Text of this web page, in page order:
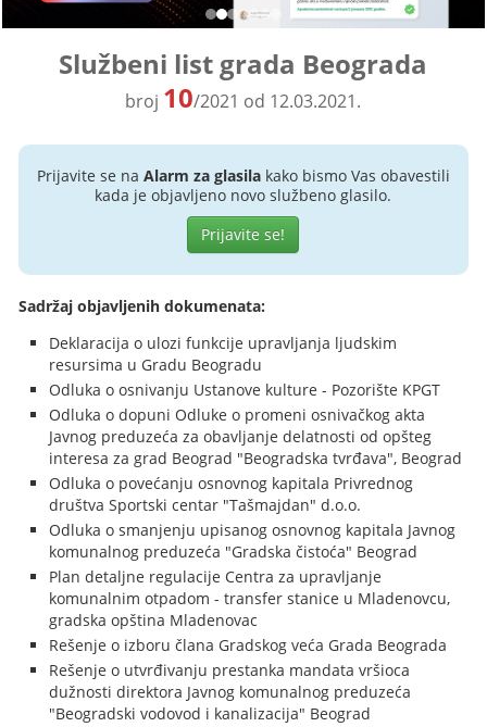
Službeni list grada Beograda
broj 10/2021 od 12.03.2021.
Prijavite se na Alarm za glasilakako bismo Vas obavestili
kada je objavljeno novo službeno glasilo.
Prijavite se!
Sadržaj objavljenih dokumenata:
Deklaracija o ulozi funkcije upravljanja ljudskim
resursima u Gradu Beogradu
Odluka o osnivanju Ustanove kulture - Pozorište KPGT
Odluka o dopuni Odluke o promeni osnivačkog akta
Javnog preduzeća za obavljanje delatnosti od opšteg
interesa za grad Beograd "Beogradska tvrđava", Beograd
Odluka o povećanju osnovnog kapitala Privrednog
društva Sportski centar "Tašmajdan" d.o.o.
Odluka o smanjenju upisanog osnovnog kapitala Javnog
komunalnog preduzeća "Gradska čistoća" Beograd
Plan detaljne regulacije Centra za upravljanje
komunalnim otpadom - transfer stanice u Mladenovcu,
gradska opština Mladenovac
Rešenje o izboru člana Gradskog veća Grada Beograda
Rešenje o utvrđivanju prestanka mandata vršioca
dužnosti direktora Javnog komunalnog preduzeća
"Beogradski vodovod i kanalizacija" Beograd